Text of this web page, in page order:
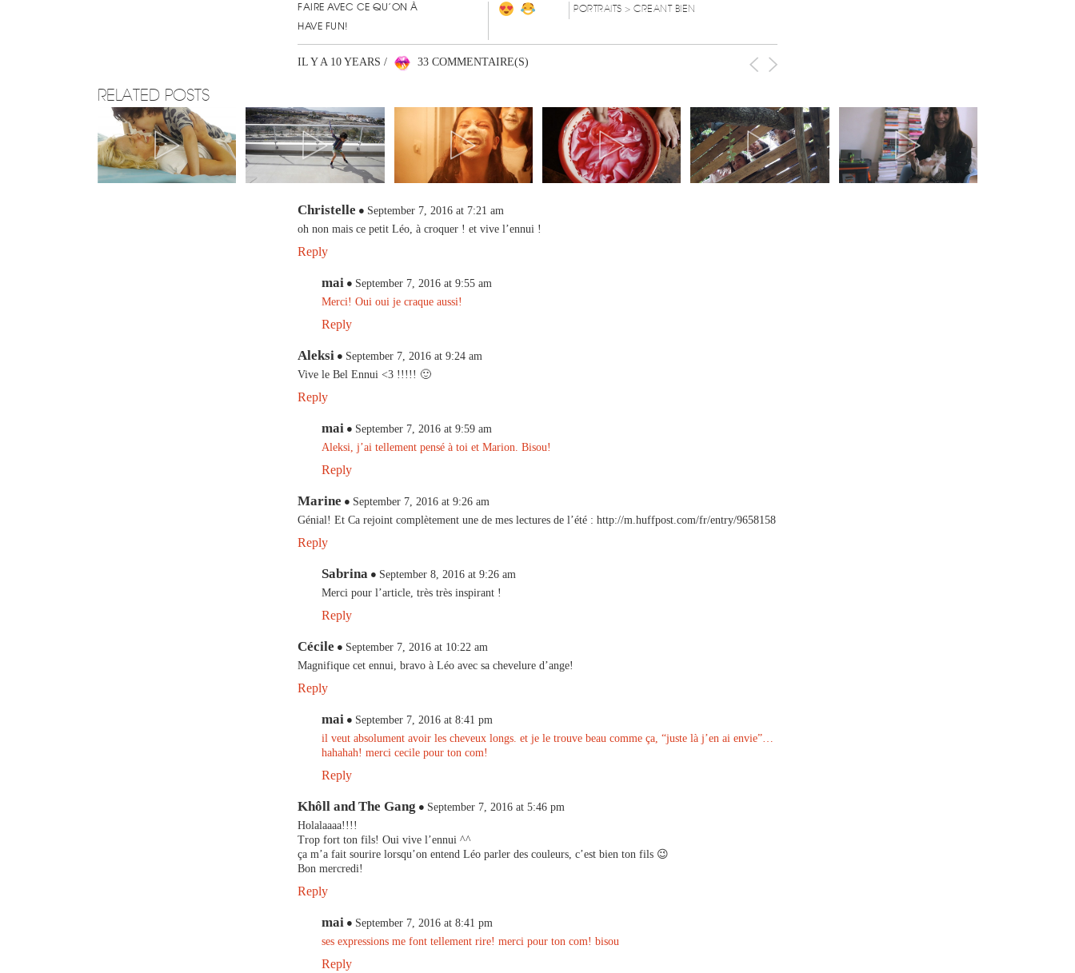
FAIRE AVEC CE QU’ON À
HAVE FUN!
PORTRAITS > CREANT BIEN
IL Y A 10 YEARS / 33 COMMENTAIRE(S)
RELATED POSTS
Christelle
September 7, 2016 at 7:21 am
oh non mais ce petit Léo, à croquer ! et vive l’ennui !
Reply
mai
September 7, 2016 at 9:55 am
Merci! Oui oui je craque aussi!
Reply
Aleksi
September 7, 2016 at 9:24 am
Vive le Bel Ennui <3 !!!!! 🙂
Reply
mai
September 7, 2016 at 9:59 am
Aleksi, j’ai tellement pensé à toi et Marion. Bisou!
Reply
Marine
September 7, 2016 at 9:26 am
Génial! Et Ca rejoint complètement une de mes lectures de l’été : http://m.huffpost.com/fr/entry/9658158
Reply
Sabrina
September 8, 2016 at 9:26 am
Merci pour l’article, très très inspirant !
Reply
Cécile
September 7, 2016 at 10:22 am
Magnifique cet ennui, bravo à Léo avec sa chevelure d’ange!
Reply
mai
September 7, 2016 at 8:41 pm
il veut absolument avoir les cheveux longs. et je le trouve beau comme ça, “juste là j’en ai envie”…
hahahah! merci cecile pour ton com!
Reply
Khôll and The Gang
September 7, 2016 at 5:46 pm
Holalaaaa!!!!
Trop fort ton fils! Oui vive l’ennui ^^
ça m’a fait sourire lorsqu’on entend Léo parler des couleurs, c’est bien ton fils 😉
Bon mercredi!
Reply
mai
September 7, 2016 at 8:41 pm
ses expressions me font tellement rire! merci pour ton com! bisou
Reply